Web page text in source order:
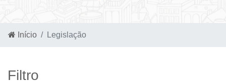
Início Legislação
Filtro